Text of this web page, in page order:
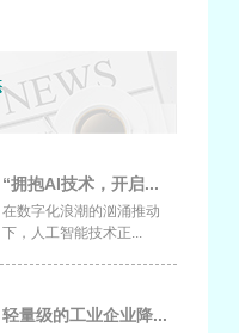
“拥抱AI技术，开启...
在数字化浪潮的汹涌推动
下，人工智能技术正...
轻量级的工业企业降...